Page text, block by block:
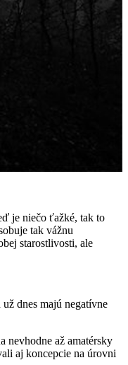
je niečo ťažké, tak to
tak vážnu
starostlivosti, ale
dnes majú negatívne
nevhodne až amatérsky
aj koncepcie na úrovni